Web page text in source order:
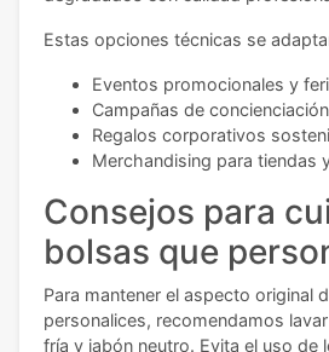
Estas opciones técnicas se
Eventos promocionales y
Campañas de
Regalos corporativos
Merchandising para tiendas
Consejos para
bolsas que
Para mantener el aspecto original
personalices, recomendamos
fría y jabón neutro. Evita el uso de